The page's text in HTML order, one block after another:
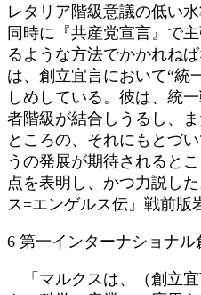
レタリア階級意議の低い
同時に『共産党宣言』で
るような方法でかかれね
は、創立宜言において“統
しめしている。彼は、統
者階級が結合しうるし、
ところの、それにもとづ
うの発展が期待されると
点を表明し、かつ力説し
ス=エンゲルス伝』戦前版
6 第一インターナショナル
「マルクスは、（創立